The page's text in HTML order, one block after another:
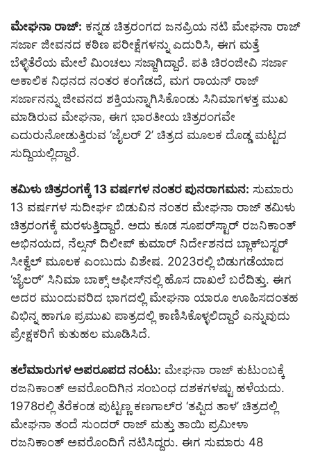
ಮೇಘನಾ ರಾಜ್: ಕನ್ನಡ ಚಿತ್ರರಂಗದ ಜನಪ್ರಿಯ ನಟಿ ಮೇಘನಾ ರಾಜ್
ಸರ್ಜಾ ಜೀವನದ ಕಠಿಣ ಪರೀಕ್ಷೆಗಳನ್ನು ಎದುರಿಸಿ, ಈಗ ಮತ್ತೆ
ಬೆಳ್ಳಿತೆರೆಯ ಮೇಲೆ ಮಿಂಚಲು ಸಜ್ಜಾಗಿದ್ದಾರೆ. ಪತಿ ಚಿರಂಜೀವಿ ಸರ್ಜಾ
ಅಕಾಲಿಕ ನಿಧನದ ನಂತರ ಕಂಗೆಡದೆ, ಮಗ ರಾಯನ್ ರಾಜ್
ಸರ್ಜಾನನ್ನು ಜೀವನದ ಶಕ್ತಿಯನ್ನಾಗಿಸಿಕೊಂಡು ಸಿನಿಮಾಗಳತ್ತ ಮುಖ
ಮಾಡಿರುವ ಮೇಘನಾ, ಈಗ ಭಾರತೀಯ ಚಿತ್ರರಂಗವೇ
ಎದುರುನೋಡುತ್ತಿರುವ ‘ಜೈಲರ್ 2’ ಚಿತ್ರದ ಮೂಲಕ ದೊಡ್ಡ ಮಟ್ಟದ
ಸುದ್ದಿಯಲ್ಲಿದ್ದಾರೆ.
ತಮಿಳು ಚಿತ್ರರಂಗಕ್ಕೆ 13 ವರ್ಷಗಳ ನಂತರ ಪುನರಾಗಮನ: ಸುಮಾರು
13 ವರ್ಷಗಳ ಸುದೀರ್ಘ ಬಿಡುವಿನ ನಂತರ ಮೇಘನಾ ರಾಜ್ ತಮಿಳು
ಚಿತ್ರರಂಗಕ್ಕೆ ಮರಳುತ್ತಿದ್ದಾರೆ. ಅದು ಕೂಡ ಸೂಪರ್‌ಸ್ಟಾರ್ ರಜನಿಕಾಂತ್
ಅಭಿನಯದ, ನೆಲ್ಸನ್ ದಿಲೀಪ್ ಕುಮಾರ್ ನಿರ್ದೇಶನದ ಬ್ಲಾಕ್‌ಬಸ್ಟರ್
ಸೀಕ್ವೆಲ್ ಮೂಲಕ ಎಂಬುದು ವಿಶೇಷ. 2023ರಲ್ಲಿ ಬಿಡುಗಡೆಯಾದ
‘ಜೈಲರ್’ ಸಿನಿಮಾ ಬಾಕ್ಸ್ ಆಫೀಸ್‌ನಲ್ಲಿ ಹೊಸ ದಾಖಲೆ ಬರೆದಿತ್ತು. ಈಗ
ಅದರ ಮುಂದುವರಿದ ಭಾಗದಲ್ಲಿ ಮೇಘನಾ ಯಾರೂ ಊಹಿಸದಂತಹ
ವಿಭಿನ್ನ ಹಾಗೂ ಪ್ರಮುಖ ಪಾತ್ರದಲ್ಲಿ ಕಾಣಿಸಿಕೊಳ್ಳಲಿದ್ದಾರೆ ಎನ್ನುವುದು
ಪ್ರೇಕ್ಷಕರಿಗೆ ಕುತುಹಲ ಮೂಡಿಸಿದೆ.
ತಲೆಮಾರುಗಳ ಅಪರೂಪದ ನಂಟು: ಮೇಘನಾ ರಾಜ್ ಕುಟುಂಬಕ್ಕೆ
ರಜನಿಕಾಂತ್ ಅವರೊಂದಿಗಿನ ಸಂಬಂಧ ದಶಕಗಳಷ್ಟು ಹಳೆಯದು.
1978ರಲ್ಲಿ ತೆರೆಕಂಡ ಪುಟ್ಟಣ್ಣ ಕಣಗಾಲ್‌ರ ‘ತಪ್ಪಿದ ತಾಳ’ ಚಿತ್ರದಲ್ಲಿ
ಮೇಘನಾ ತಂದೆ ಸುಂದರ್ ರಾಜ್ ಮತ್ತು ತಾಯಿ ಪ್ರಮೀಳಾ
ರಜನಿಕಾಂತ್ ಅವರೊಂದಿಗೆ ನಟಿಸಿದ್ದರು. ಈಗ ಸುಮಾರು 48